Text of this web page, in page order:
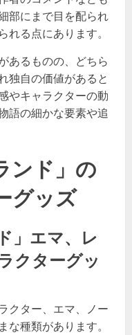
部にまで目を配られ
る点にあります​​。
あるものの、どちら
独自の価値があると
やキャラクターの動
語の細かな要素や追
ンド」の
グッズ
」エマ、レ
クターグッ
クター、エマ、ノー
種類があります。